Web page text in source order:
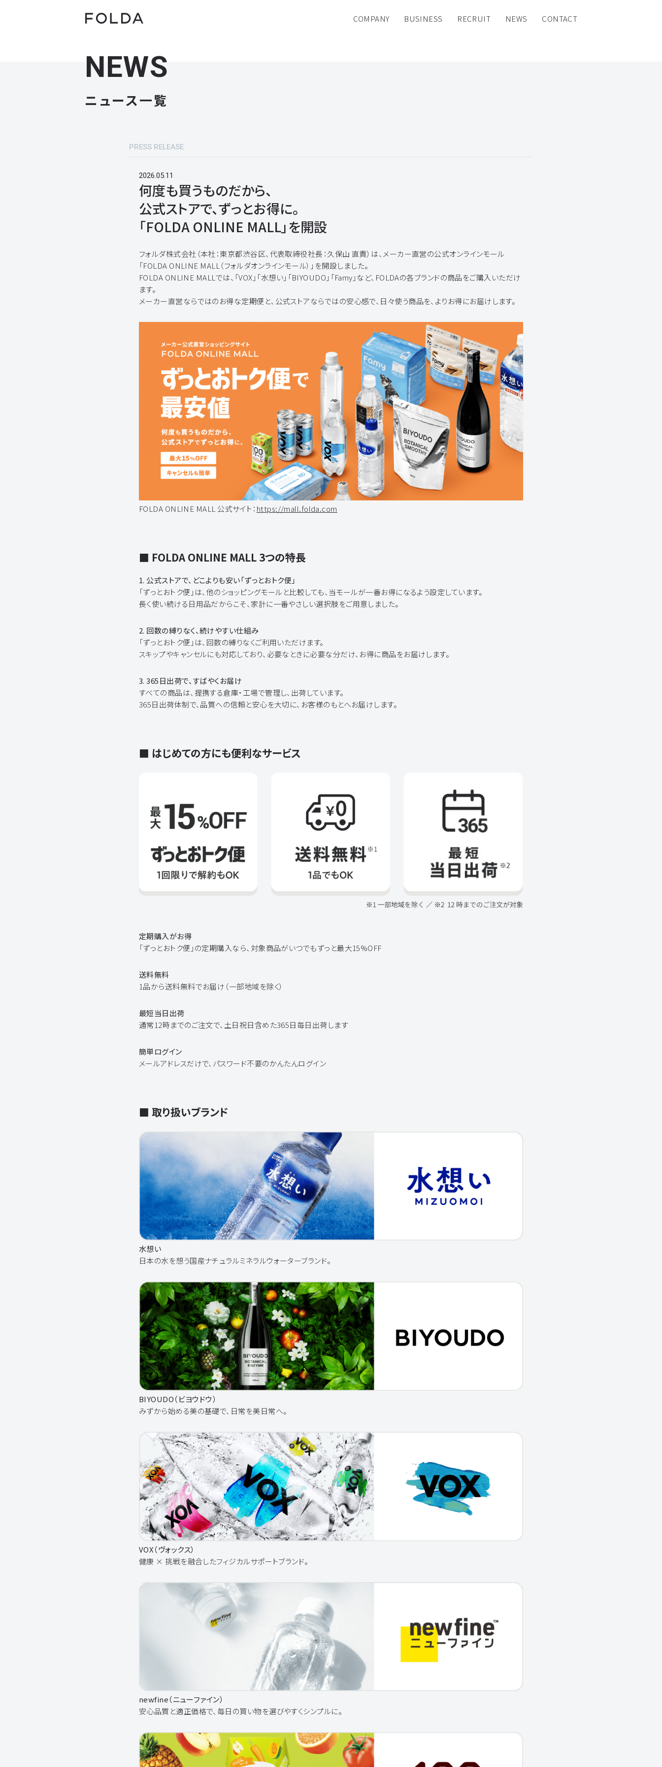
COMPANY BUSINESS RECRUIT NEWS CONTACT
NEWS
ニュース一覧
PRESS RELEASE
2026.05.11
何度も買うものだから、
公式ストアで、ずっとお得に。
「FOLDA ONLINE MALL」を開設
フォルダ株式会社（本社：東京都渋谷区、代表取締役社長：久保山 直貴）は、メーカー直営の公式オンラインモール
「FOLDA ONLINE MALL（フォルダオンラインモール）」を開設しました。
FOLDA ONLINE MALLでは、「VOX」「水想い」「BIYOUDO」「Famy」など、FOLDAの各ブランドの商品をご購入いただけ
ます。
メーカー直営ならではのお得な定期便と、公式ストアならではの安心感で、日々使う商品を、よりお得にお届けします。
FOLDA ONLINE MALL 公式サイト： https://mall.folda.com
■ FOLDA ONLINE MALL 3つの特長
1. 公式ストアで、どこよりも安い「ずっとおトク便」
「ずっとおトク便」は、他のショッピングモールと比較しても、当モールが一番お得になるよう設定しています。
長く使い続ける日用品だからこそ、家計に一番やさしい選択肢をご用意しました。
2. 回数の縛りなく、続けやすい仕組み
「ずっとおトク便」は、回数の縛りなくご利用いただけます。
スキップやキャンセルにも対応しており、必要なときに必要な分だけ、お得に商品をお届けします。
3. 365日出荷で、すばやくお届け
すべての商品は、提携する倉庫・工場で管理し、出荷しています。
365日出荷体制で、品質への信頼と安心を大切に、お客様のもとへお届けします。
■ はじめての方にも便利なサービス
定期購入がお得
「ずっとおトク便」の定期購入なら、対象商品がいつでもずっと最大15%OFF
送料無料
1品から送料無料でお届け（一部地域を除く）
最短当日出荷
通常12時までのご注文で、土日祝日含めた365日毎日出荷します
簡単ログイン
メールアドレスだけで、パスワード不要のかんたんログイン
■ 取り扱いブランド
水想い
日本の水を想う国産ナチュラルミネラルウォーターブランド。
BIYOUDO（ビヨウドウ）
みずから始める美の基礎で、日常を美日常へ。
VOX（ヴォックス）
健康 × 挑戦を融合したフィジカルサポートブランド。
newfine（ニューファイン）
安心品質と適正価格で、毎日の買い物を選びやすくシンプルに。